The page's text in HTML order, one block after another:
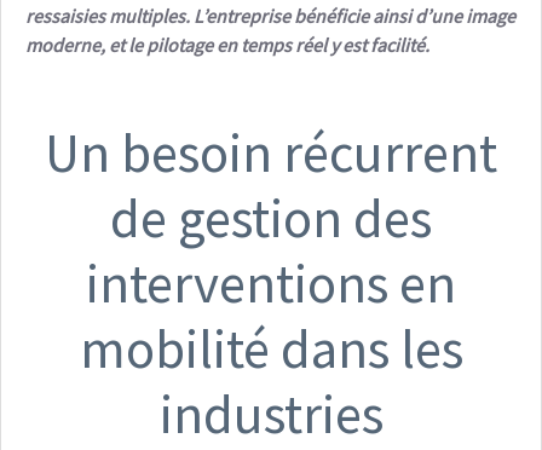
ressaisies multiples. L’entreprise bénéficie ainsi d’une image
moderne, et le pilotage en temps réel y est facilité.
Un besoin récurrent
de gestion des
interventions en
mobilité dans les
industries